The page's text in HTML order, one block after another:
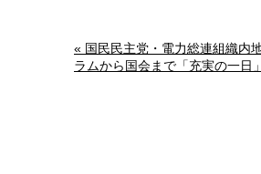
« 国民民主党・電力総連組織内
ラムから国会まで「充実の一日」